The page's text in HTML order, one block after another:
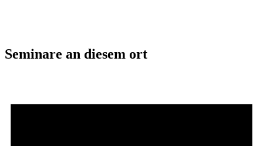
Seminare an diesem ort